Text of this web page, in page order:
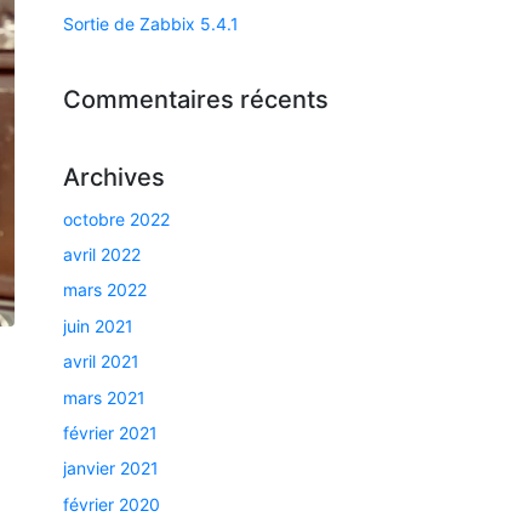
Sortie de Zabbix 5.4.1
Commentaires récents
Archives
octobre 2022
avril 2022
mars 2022
juin 2021
avril 2021
mars 2021
février 2021
janvier 2021
février 2020